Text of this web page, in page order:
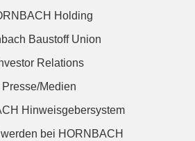
Holding
Baustoff Union
Relations
Presse/Medien
Hinweisgebersystem
bei HORNBACH